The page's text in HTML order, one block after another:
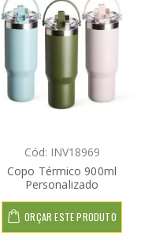
Cód: INV18969
Copo Térmico 900ml
Personalizado
ORÇAR ESTE PRODUTO